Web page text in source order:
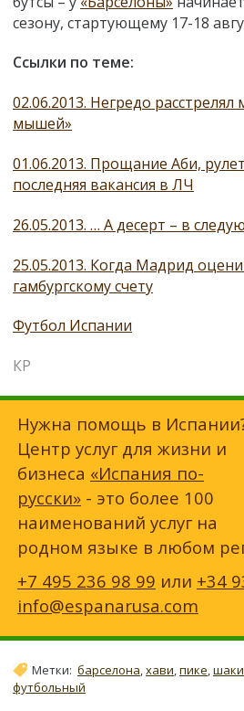
сезону, стартующему 17-18
Ссылки по теме:
02.06.2013. Негредо расстрелял
мышей»
01.06.2013. Прощание Аби,
последняя вакансия в ЛЧ
26.05.2013. … А десерт – в
25.05.2013. Когда Мадрид
гамбургскому счету
Футбол Испании
КР
Нужна помощь в
Центр услуг для жизни и
бизнеса «Испания по-
русски» - это более 100
наименований услуг на
родном языке в любом
+7 495 236 98 99 или +34
info@espanarusa.com
Метки: барселона,хави,пике,
футбольный